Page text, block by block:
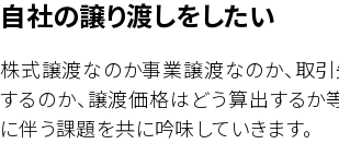
自社の譲り渡しをしたい
株式譲渡なのか事業譲渡なのか、取
するのか、譲渡価格はどう算出するか
に伴う課題を共に吟味していきます。